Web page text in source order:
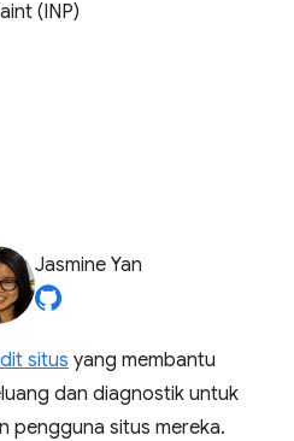
(INP)
Jasmine Yan
situs yang membantu
dan diagnostik untuk
pengguna situs mereka.